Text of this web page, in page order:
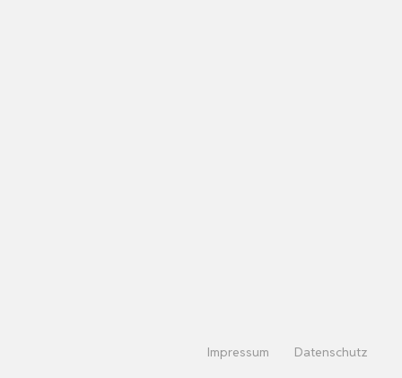
Impressum Datenschutz